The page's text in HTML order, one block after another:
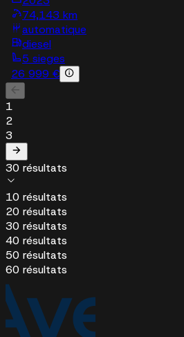
74,143 km
automatique
diesel
5 sieges
26 999 €
1
2
3
30 résultats
10 résultats
20 résultats
30 résultats
40 résultats
50 résultats
60 résultats